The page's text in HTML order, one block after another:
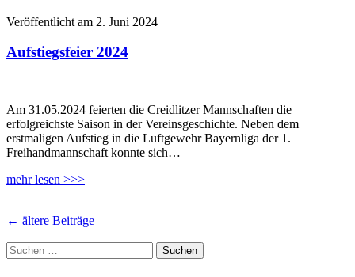
Veröffentlicht am 2. Juni 2024
Aufstiegsfeier 2024
Am 31.05.2024 feierten die Creidlitzer Mannschaften die
erfolgreichste Saison in der Vereinsgeschichte. Neben dem
erstmaligen Aufstieg in die Luftgewehr Bayernliga der 1.
Freihandmannschaft konnte sich…
mehr lesen >>>
Posts
navigation
← ältere Beiträge
Suchen
nach: